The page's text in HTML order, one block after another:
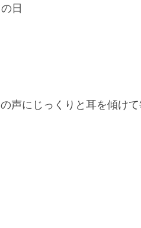
日
声にじっくりと耳を傾け